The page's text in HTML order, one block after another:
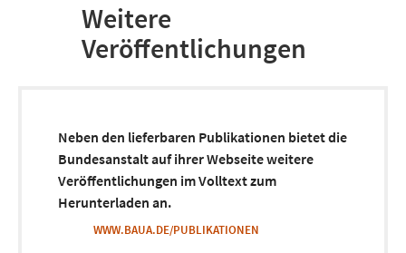
Weitere
Veröffentlichungen
Neben den lieferbaren Publikationen bietet die
Bundesanstalt auf ihrer Webseite weitere
Veröffentlichungen im Volltext zum
Herunterladen an.
WWW.BAUA.DE/PUBLIKATIONEN